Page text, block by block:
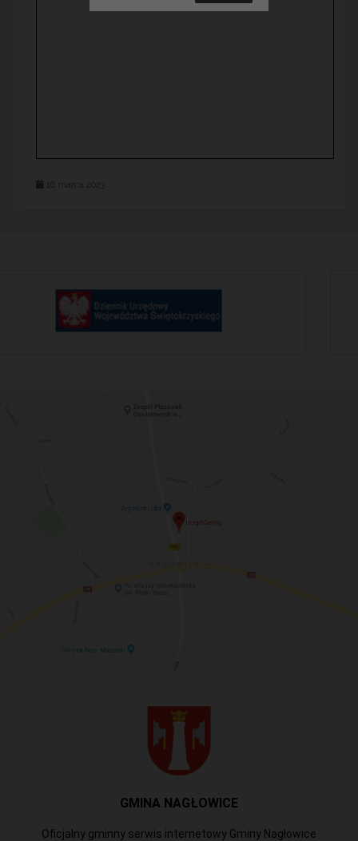
16 marca 2023
GMINA NAGŁOWICE
Oficjalny gminny serwis internetowy Gminy Nagłowice